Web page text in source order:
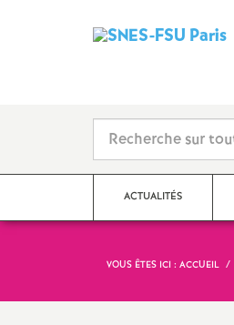
ACTUALITÉS
actions
VOUS ÊTES ICI : ACCUEIL